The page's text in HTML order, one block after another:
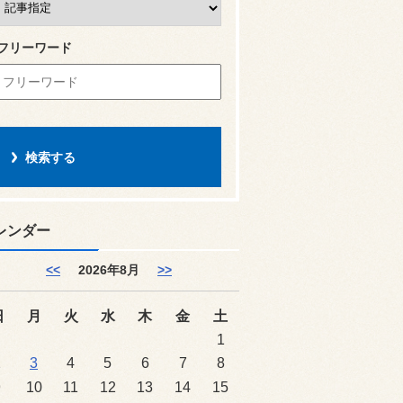
リーワード
ンダー
<< 2026年8月 >>
月 火 水 木 金
土
1
3 4 5 6 7
8
10 11 12 13 14 15